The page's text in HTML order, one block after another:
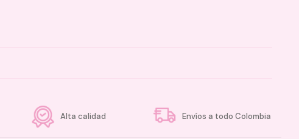
Alta calidad Envíos a todo Colombia